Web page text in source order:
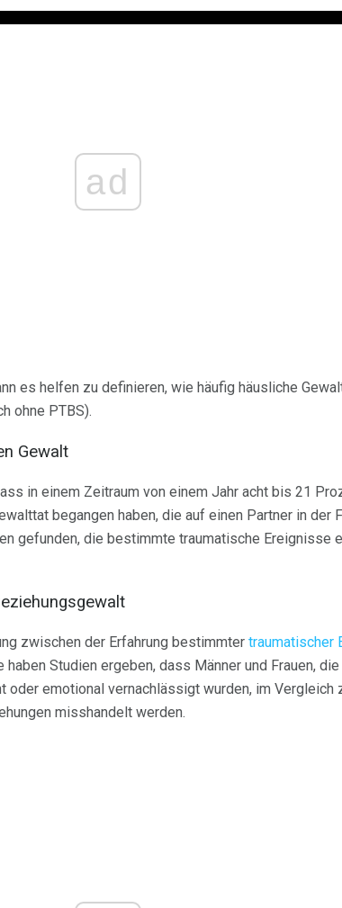
ad
es helfen zu definieren, wie häufig häusliche
ohne PTBS).
Gewalt
in einem Zeitraum von einem Jahr acht bis 21
begangen haben, die auf einen Partner in der
gefunden, die bestimmte traumatische Ereignisse
zwischen der Erfahrung bestimmter traumatischer
Studien ergeben, dass Männer und Frauen,
emotional vernachlässigt wurden, im Vergleich
misshandelt werden.